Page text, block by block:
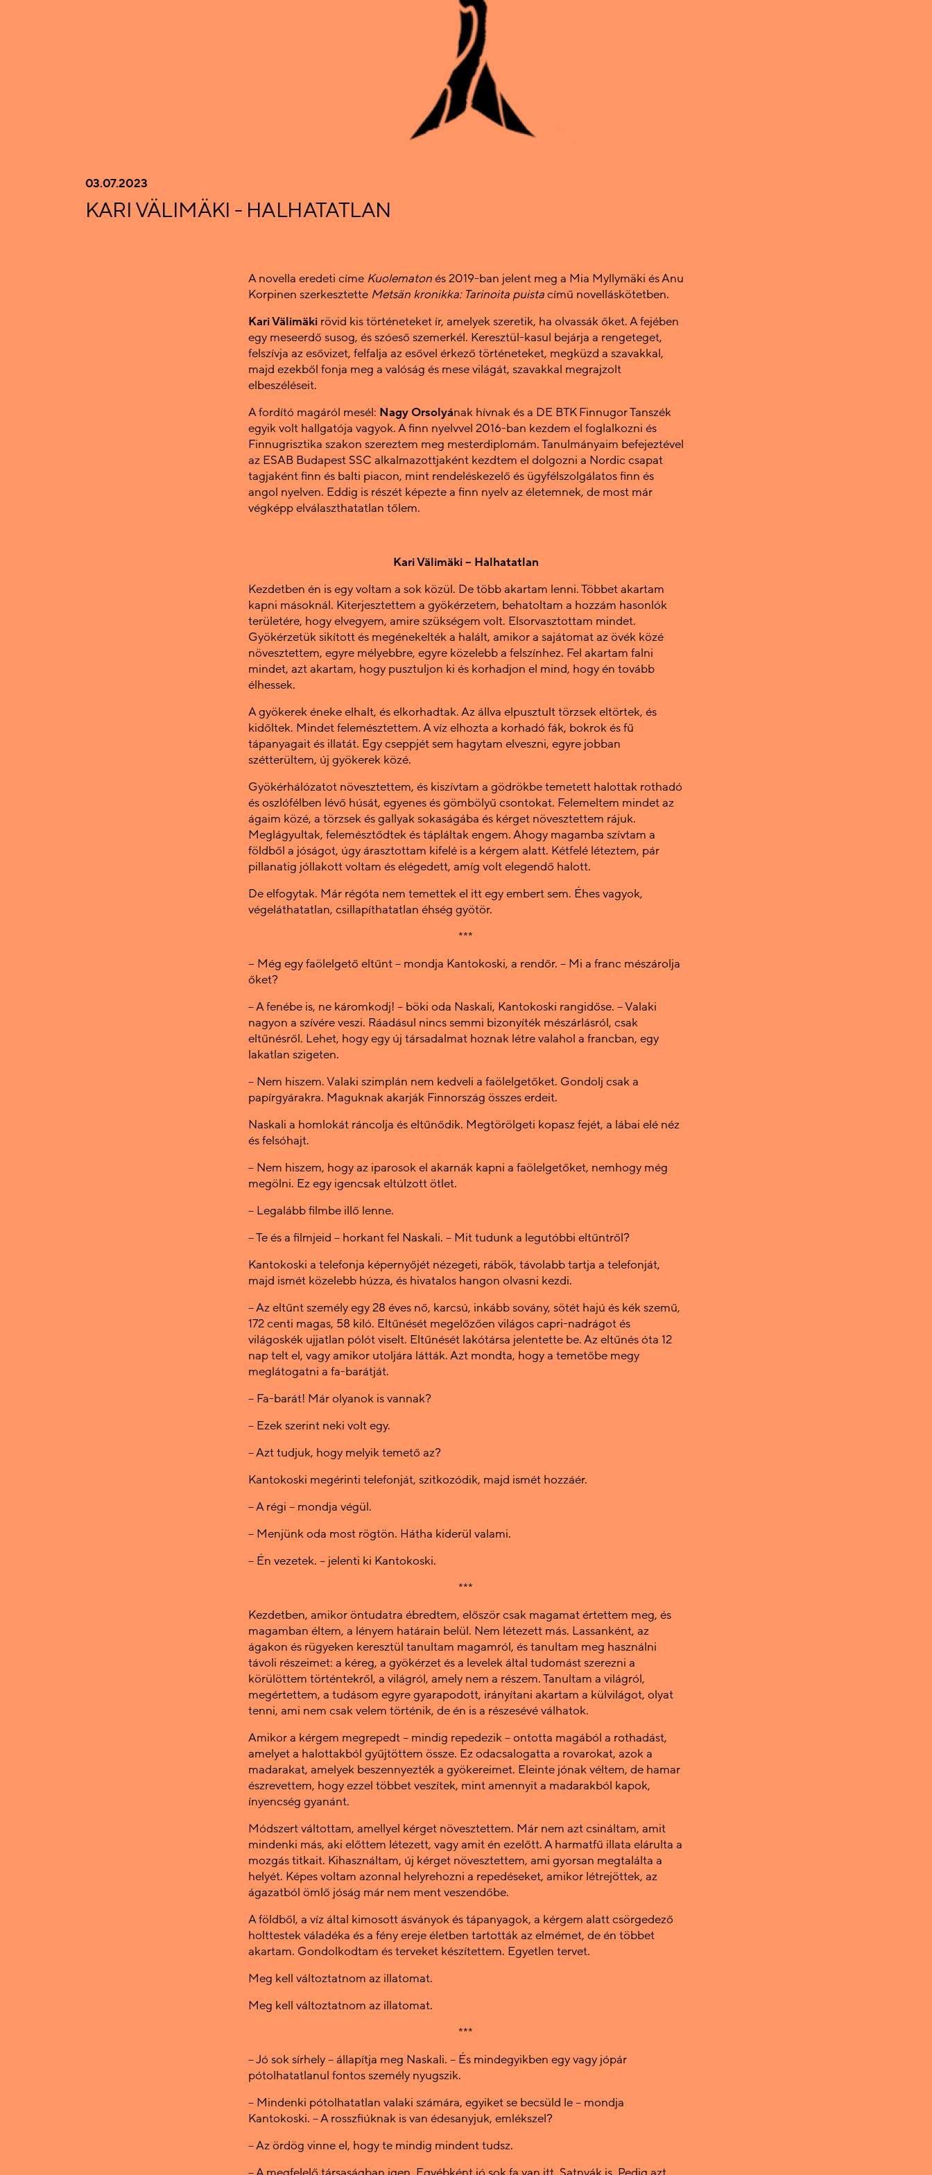
03.07.2023
KARI VÄLIMÄKI - HALHATATLAN
A novella eredeti címe Kuolematonés 2019-ban jelent meg a Mia Myllymäki és Anu
Korpinen szerkesztette Metsän kronikka: Tarinoita puistacímű novelláskötetben.
Kari Välimäkirövid kis történeteket ír, amelyek szeretik, ha olvassák őket. A fejében
egy meseerdő susog, és szóeső szemerkél. Keresztül-kasul bejárja a rengeteget,
felszívja az esővizet, felfalja az esővel érkező történeteket, megküzd a szavakkal,
majd ezekből fonja meg a valóság és mese világát, szavakkal megrajzolt
elbeszéléseit.
A fordító magáról mesél: Nagy Orsolyának hívnak és a DE BTK Finnugor Tanszék
egyik volt hallgatója vagyok. A finn nyelvvel 2016-ban kezdem el foglalkozni és
Finnugrisztika szakon szereztem meg mesterdiplomám. Tanulmányaim befejeztével
az ESAB Budapest SSC alkalmazottjaként kezdtem el dolgozni a Nordic csapat
tagjaként finn és balti piacon, mint rendeléskezelő és ügyfélszolgálatos finn és
angol nyelven. Eddig is részét képezte a finn nyelv az életemnek, de most már
végképp elválaszthatatlan tőlem.
Kari Välimäki – Halhatatlan
Kezdetben én is egy voltam a sok közül. De több akartam lenni. Többet akartam
kapni másoknál. Kiterjesztettem a gyökérzetem, behatoltam a hozzám hasonlók
területére, hogy elvegyem, amire szükségem volt. Elsorvasztottam mindet.
Gyökérzetük sikított és megénekelték a halált, amikor a sajátomat az övék közé
növesztettem, egyre mélyebbre, egyre közelebb a felszínhez. Fel akartam falni
mindet, azt akartam, hogy pusztuljon ki és korhadjon el mind, hogy én tovább
élhessek.
A gyökerek éneke elhalt, és elkorhadtak. Az állva elpusztult törzsek eltörtek, és
kidőltek. Mindet felemésztettem. A víz elhozta a korhadó fák, bokrok és fű
tápanyagait és illatát. Egy cseppjét sem hagytam elveszni, egyre jobban
szétterültem, új gyökerek közé.
Gyökérhálózatot növesztettem, és kiszívtam a gödrökbe temetett halottak rothadó
és oszlófélben lévő húsát, egyenes és gömbölyű csontokat. Felemeltem mindet az
ágaim közé, a törzsek és gallyak sokaságába és kérget növesztettem rájuk.
Meglágyultak, felemésztődtek és tápláltak engem. Ahogy magamba szívtam a
földből a jóságot, úgy árasztottam kifelé is a kérgem alatt. Kétfelé léteztem, pár
pillanatig jóllakott voltam és elégedett, amíg volt elegendő halott.
De elfogytak. Már régóta nem temettek el itt egy embert sem. Éhes vagyok,
végeláthatatlan, csillapíthatatlan éhség gyötör.
***
− Még egy faölelgető eltűnt – mondja Kantokoski, a rendőr. – Mi a franc mészárolja
őket?
– A fenébe is, ne káromkodj! – böki oda Naskali, Kantokoski rangidőse. – Valaki
nagyon a szívére veszi. Ráadásul nincs semmi bizonyíték mészárlásról, csak
eltűnésről. Lehet, hogy egy új társadalmat hoznak létre valahol a francban, egy
lakatlan szigeten.
– Nem hiszem. Valaki szimplán nem kedveli a faölelgetőket. Gondolj csak a
papírgyárakra. Maguknak akarják Finnország összes erdeit.
Naskali a homlokát ráncolja és eltűnődik. Megtörölgeti kopasz fejét, a lábai elé néz
és felsóhajt.
– Nem hiszem, hogy az iparosok el akarnák kapni a faölelgetőket, nemhogy még
megölni. Ez egy igencsak eltúlzott ötlet.
– Legalább filmbe illő lenne.
– Te és a filmjeid – horkant fel Naskali. – Mit tudunk a legutóbbi eltűntről?
Kantokoski a telefonja képernyőjét nézegeti, rábök, távolabb tartja a telefonját,
majd ismét közelebb húzza, és hivatalos hangon olvasni kezdi.
– Az eltűnt személy egy 28 éves nő, karcsú, inkább sovány, sötét hajú és kék szemű,
172 centi magas, 58 kiló. Eltűnését megelőzően világos capri-nadrágot és
világoskék ujjatlan pólót viselt. Eltűnését lakótársa jelentette be. Az eltűnés óta 12
nap telt el, vagy amikor utoljára látták. Azt mondta, hogy a temetőbe megy
meglátogatni a fa-barátját.
– Fa-barát! Már olyanok is vannak?
– Ezek szerint neki volt egy.
– Azt tudjuk, hogy melyik temető az?
Kantokoski megérinti telefonját, szitkozódik, majd ismét hozzáér.
– A régi – mondja végül.
– Menjünk oda most rögtön. Hátha kiderül valami.
– Én vezetek. – jelenti ki Kantokoski.
***
Kezdetben, amikor öntudatra ébredtem, először csak magamat értettem meg, és
magamban éltem, a lényem határain belül. Nem létezett más. Lassanként, az
ágakon és rügyeken keresztül tanultam magamról, és tanultam meg használni
távoli részeimet: a kéreg, a gyökérzet és a levelek által tudomást szerezni a
körülöttem történtekről, a világról, amely nem a részem. Tanultam a világról,
megértettem, a tudásom egyre gyarapodott, irányítani akartam a külvilágot, olyat
tenni, ami nem csak velem történik, de én is a részesévé válhatok.
Amikor a kérgem megrepedt – mindig repedezik – ontotta magából a rothadást,
amelyet a halottakból gyűjtöttem össze. Ez odacsalogatta a rovarokat, azok a
madarakat, amelyek beszennyezték a gyökereimet. Eleinte jónak véltem, de hamar
észrevettem, hogy ezzel többet veszítek, mint amennyit a madarakból kapok,
ínyencség gyanánt.
Módszert váltottam, amellyel kérget növesztettem. Már nem azt csináltam, amit
mindenki más, aki előttem létezett, vagy amit én ezelőtt. A harmatfű illata elárulta a
mozgás titkait. Kihasználtam, új kérget növesztettem, ami gyorsan megtalálta a
helyét. Képes voltam azonnal helyrehozni a repedéseket, amikor létrejöttek, az
ágazatból ömlő jóság már nem ment veszendőbe.
A földből, a víz által kimosott ásványok és tápanyagok, a kérgem alatt csörgedező
holttestek váladéka és a fény ereje életben tartották az elmémet, de én többet
akartam. Gondolkodtam és terveket készítettem. Egyetlen tervet.
Meg kell változtatnom az illatomat.
Meg kell változtatnom az illatomat.
***
– Jó sok sírhely – állapítja meg Naskali. – És mindegyikben egy vagy jópár
pótolhatatlanul fontos személy nyugszik.
– Mindenki pótolhatatlan valaki számára, egyiket se becsüld le – mondja
Kantokoski. – A rosszfiúknak is van édesanyjuk, emlékszel?
– Az ördög vinne el, hogy te mindig mindent tudsz.